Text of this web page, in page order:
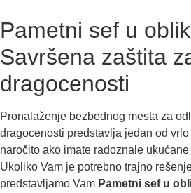
Pametni sef u
Savršena zaštita
dragocenosti
Pronalaženje bezbednog mesta za
dragocenosti predstavlja jedan od
naročito ako imate radoznale
Ukoliko Vam je potrebno trajno
predstavljamo Vam Pametni sef u